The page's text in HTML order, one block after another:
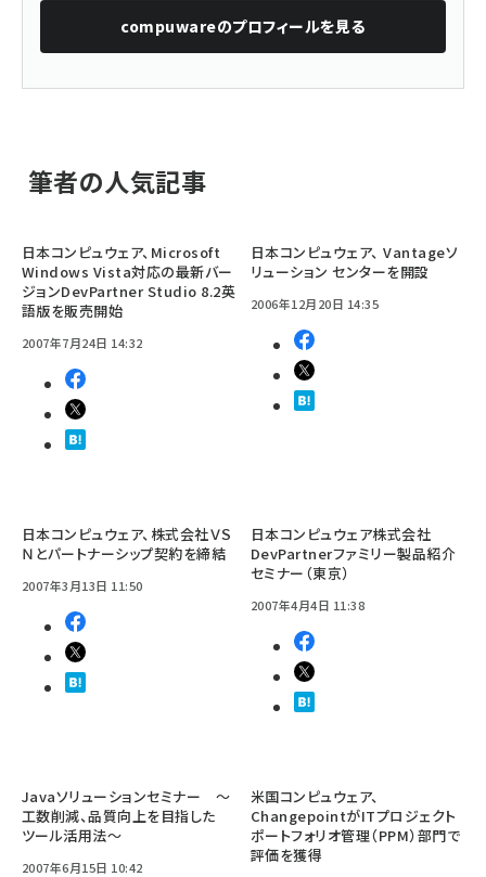
compuwareのプロフィールを見る
筆者の人気記事
日本コンピュウェア、Microsoft
Windows Vista対応の最新バー
ジョンDevPartner Studio 8.2英
語版を販売開始
2007年7月24日 14:32
日本コンピュウェア、 Vantageソ
リューション センターを開設
2006年12月20日 14:35
日本コンピュウェア、株式会社ＶＳ
Ｎとパートナーシップ契約を締結
2007年3月13日 11:50
日本コンピュウェア株式会社
DevPartnerファミリー製品紹介
セミナー（東京）
2007年4月4日 11:38
Javaソリューションセミナー ～
工数削減、品質向上を目指した
ツール活用法～
2007年6月15日 10:42
米国コンピュウェア、
ChangepointがITプロジェクト
ポートフォリオ管理（PPM）部門で
評価を獲得